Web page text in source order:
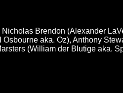
Brendon (Alexander
aka. Oz), Anthony
(William der Blutige aka.